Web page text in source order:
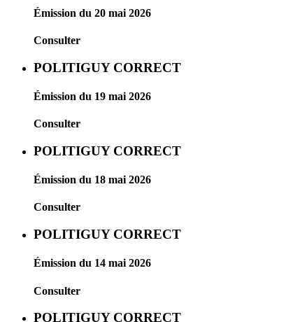
Émission du 20 mai 2026
Consulter
POLITIGUY CORRECT
Émission du 19 mai 2026
Consulter
POLITIGUY CORRECT
Émission du 18 mai 2026
Consulter
POLITIGUY CORRECT
Émission du 14 mai 2026
Consulter
POLITIGUY CORRECT